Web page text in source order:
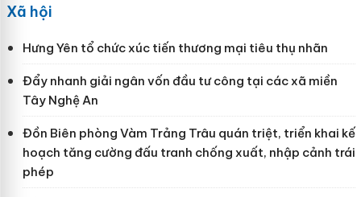
Xã hội
Hưng Yên tổ chức xúc tiến thương mại tiêu thụ nhãn
Đẩy nhanh giải ngân vốn đầu tư công tại các xã miền
Tây Nghệ An
Đồn Biên phòng Vàm Trảng Trâu quán triệt, triển khai kế
hoạch tăng cường đấu tranh chống xuất, nhập cảnh trái
phép